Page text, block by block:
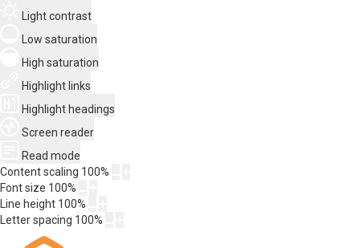
Light contrast
Low saturation
High saturation
Highlight links
Highlight headings
Screen reader
Read mode
Content scaling 100%
Font size 100%
Line height 100%
Letter spacing 100%